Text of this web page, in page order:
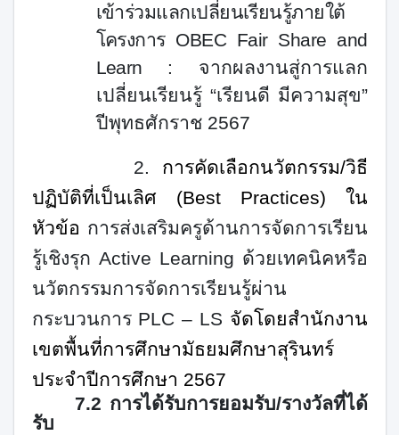
เข้าร่วมแลกเปลี่ยนเรียนรู้ภายใต้
โครงการ OBEC Fair Share and
Learn : จากผลงานสู่การแลก
เปลี่ยนเรียนรู้ “เรียนดี มีความสุข”
ปีพุทธศักราช 2567
2. การคัดเลือกนวัตกรรม/วิธี
ปฏิบัติที่เป็นเลิศ (Best Practices) ใน
หัวข้อ การส่งเสริมครูด้านการจัดการเรียน
รู้เชิงรุก Active Learning ด้วยเทคนิคหรือ
นวัตกรรมการจัดการเรียนรู้ผ่าน
กระบวนการ PLC – LS จัดโดยสำนักงาน
เขตพื้นที่การศึกษามัธยมศึกษาสุรินทร์
ประจำปีการศึกษา 2567
7.2 การได้รับการยอมรับ/รางวัลที่ได้
รับ